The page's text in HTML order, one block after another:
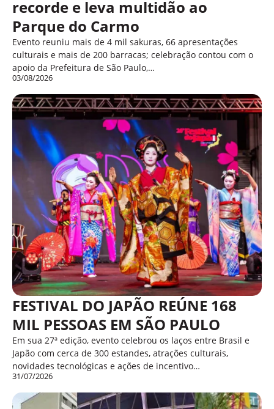
recorde e leva multidão ao
Parque do Carmo
Evento reuniu mais de 4 mil sakuras, 66 apresentações
culturais e mais de 200 barracas; celebração contou com o
apoio da Prefeitura de São Paulo,…
03/08/2026
FESTIVAL DO JAPÃO REÚNE 168
MIL PESSOAS EM SÃO PAULO
Em sua 27ª edição, evento celebrou os laços entre Brasil e
Japão com cerca de 300 estandes, atrações culturais,
novidades tecnológicas e ações de incentivo…
31/07/2026